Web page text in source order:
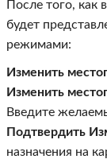
После того, как
будет
режимами:
Изменить
Изменить
Введите
Подтвердить
назначения на